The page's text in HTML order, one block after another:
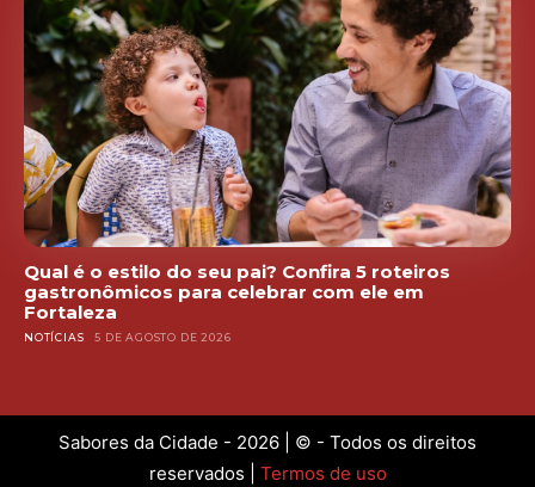
Qual é o estilo do seu pai? Confira 5 roteiros
gastronômicos para celebrar com ele em
Fortaleza
NOTÍCIAS 5 DE AGOSTO DE 2026
Sabores da Cidade - 2026 | © - Todos os direitos
reservados | Termos de uso